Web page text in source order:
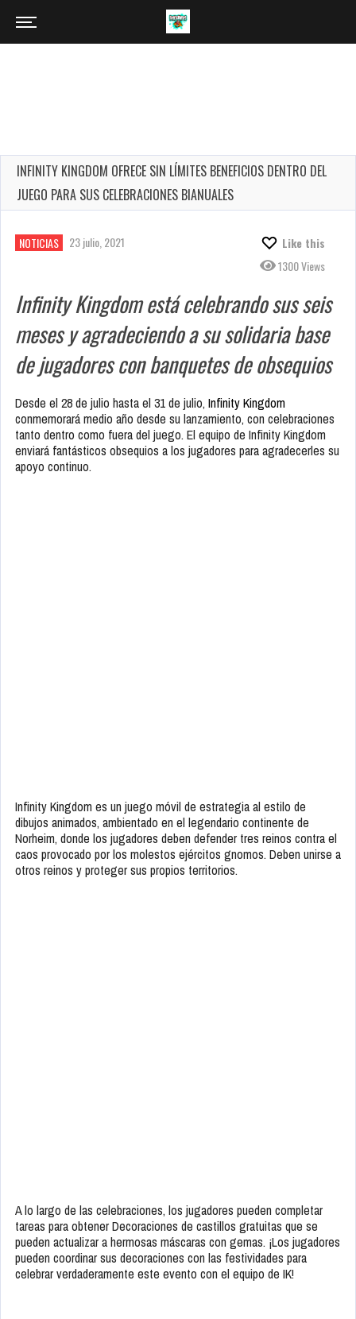
INFINITY KINGDOM OFRECE SIN LÍMITES BENEFICIOS DENTRO DEL
JUEGO PARA SUS CELEBRACIONES BIANUALES
NOTICIAS 23 julio, 2021
Like this
1300 Views
Infinity Kingdom está celebrando sus seis
meses y agradeciendo a su solidaria base
de jugadores con banquetes de obsequios
Desde el 28 de julio hasta el 31 de julio, Infinity Kingdom
conmemorará medio año desde su lanzamiento, con celebraciones
tanto dentro como fuera del juego. El equipo de Infinity Kingdom
enviará fantásticos obsequios a los jugadores para agradecerles su
apoyo continuo.
Infinity Kingdom es un juego móvil de estrategia al estilo de
dibujos animados, ambientado en el legendario continente de
Norheim, donde los jugadores deben defender tres reinos contra el
caos provocado por los molestos ejércitos gnomos. Deben unirse a
otros reinos y proteger sus propios territorios.
A lo largo de las celebraciones, los jugadores pueden completar
tareas para obtener Decoraciones de castillos gratuitas que se
pueden actualizar a hermosas máscaras con gemas. ¡Los jugadores
pueden coordinar sus decoraciones con las festividades para
celebrar verdaderamente este evento con el equipo de IK!